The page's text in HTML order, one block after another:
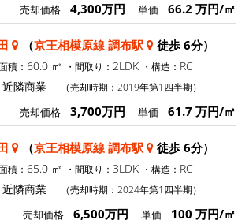
売却価格 4,300万円 単価 66.2 万円/㎡
（京王相模原線 調布駅 徒歩 6分）
積： 60.0 ㎡ ・間取り： 2LDK ・構造： RC
近隣商業 （売却時期：2019年第1四半期）
売却価格 3,700万円 単価 61.7 万円/㎡
（京王相模原線 調布駅 徒歩 6分）
積： 65.0 ㎡ ・間取り： 3LDK ・構造： RC
近隣商業 （売却時期：2024年第1四半期）
売却価格 6,500万円 単価 100 万円/㎡